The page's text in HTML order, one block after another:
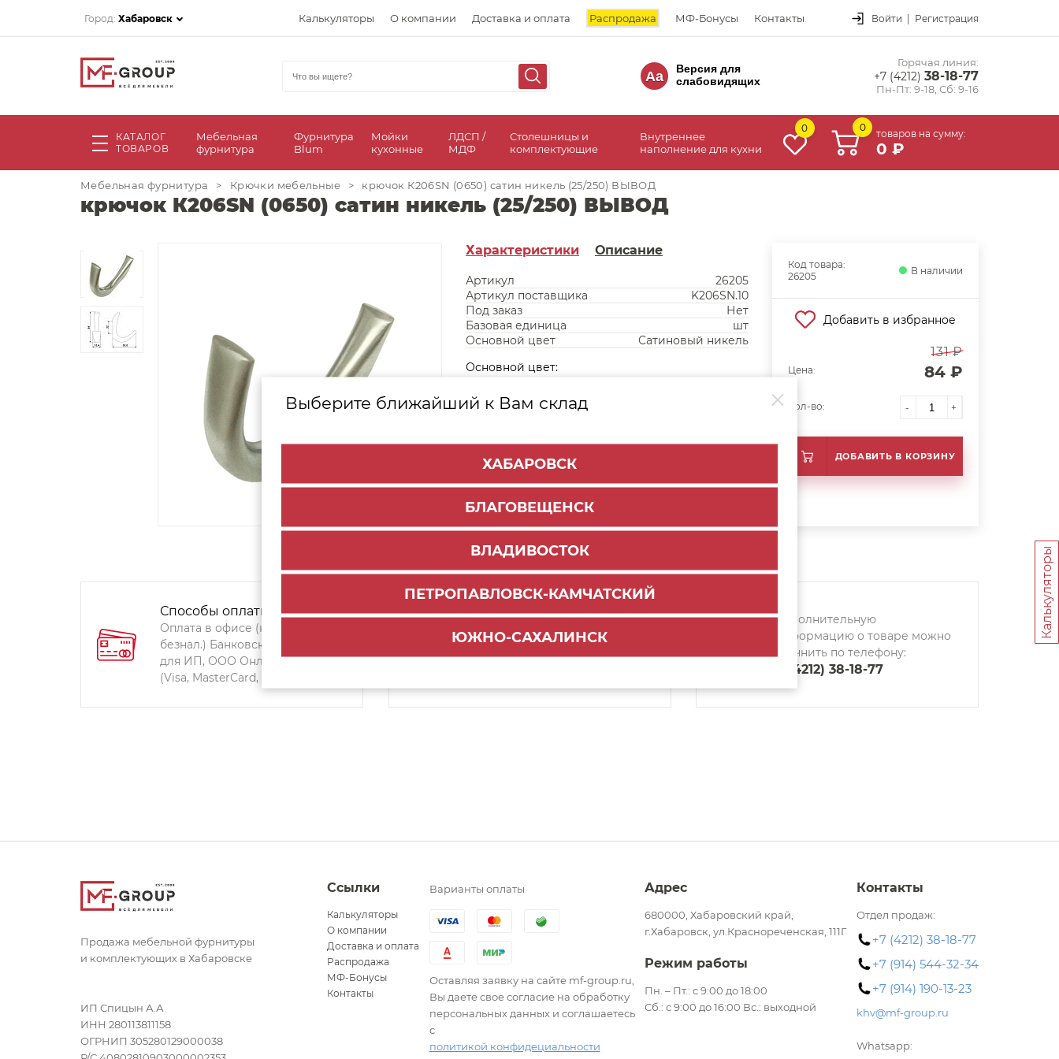
Город: Хабаровск Калькуляторы О компании Доставка и оплата Распродажа МФ-Бонусы Контакты Войти | Регистрация
Aa
Версия для
слабовидящих
Горячая линия:
+7 (4212) 38-18-77
Пн-Пт: 9-18, Сб: 9-16
КАТАЛОГ
ТОВАРОВ
Мебельная
фурнитура
Фурнитура
Blum
Мойки
кухонные
ЛДСП /
МДФ
Столешницы и
комплектующие
Внутреннее
наполнение для кухни
0 0
товаров на сумму:
0 ₽
Выберите ближайший к Вам склад
ХАБАРОВСК
БЛАГОВЕЩЕНСК
ВЛАДИВОСТОК
ПЕТРОПАВЛОВСК-КАМЧАТСКИЙ
ЮЖНО-САХАЛИНСК
Мебельная фурнитура > Крючки мебельные > крючок К206SN (0650) сатин никель (25/250) ВЫВОД
крючок К206SN (0650) сатин никель (25/250) ВЫВОД
Характеристики Описание
Артикул
26205
Артикул поставщика
K206SN.10
Под заказ
Нет
Базовая единица
шт
Основной цвет
Сатиновый никель
Основной цвет:
Код товара:
26205
В наличии
Добавить в избранное
Цена:
131 ₽
84 ₽
Кол-во: - +
ДОБАВИТЬ В КОРЗИНУ
Способы оплаты:
Оплата в офисе (наличными,
безнал.) Банковский перевод
для ИП, ООО Онлайн-оплата
(Visa, MasterCard, Мир)
Способы доставки:
По городу:1000 руб.
Дополнительную
информацию о товаре можно
уточнить по телефону:
8 (4212) 38-18-77
Калькуляторы
Продажа мебельной фурнитуры
и комплектующих в Хабаровске
ИП Спицын А.А
ИНН 280113811158
ОГРНИП 305280129000038
Ссылки
Калькуляторы
О компании
Доставка и оплата
Распродажа
МФ-Бонусы
Контакты
Варианты оплаты
Оставляя заявку на сайте mf-group.ru,
Вы даете свое согласие на обработку
персональных данных и соглашаетесь
с
политикой конфидециальности
Адрес
680000, Хабаровский край,
г.Хабаровск, ул.Краснореченская, 111Г
Режим работы
Пн. – Пт.: с 9:00 до 18:00
Сб.: с 9:00 до 16:00 Вс.: выходной
Контакты
Отдел продаж:
+7 (4212) 38-18-77
+7 (914) 544-32-34
+7 (914) 190-13-23
khv@mf-group.ru
Whatsapp: